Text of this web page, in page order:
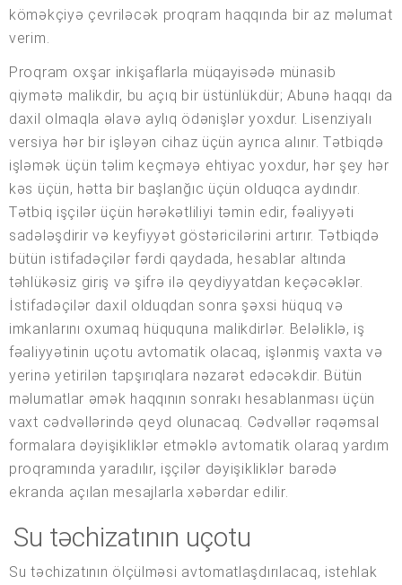
köməkçiyə çevriləcək proqram haqqında bir az məlumat
verim.
Proqram oxşar inkişaflarla müqayisədə münasib
qiymətə malikdir, bu açıq bir üstünlükdür; Abunə haqqı da
daxil olmaqla əlavə aylıq ödənişlər yoxdur. Lisenziyalı
versiya hər bir işləyən cihaz üçün ayrıca alınır. Tətbiqdə
işləmək üçün təlim keçməyə ehtiyac yoxdur, hər şey hər
kəs üçün, hətta bir başlanğıc üçün olduqca aydındır.
Tətbiq işçilər üçün hərəkətliliyi təmin edir, fəaliyyəti
sadələşdirir və keyfiyyət göstəricilərini artırır. Tətbiqdə
bütün istifadəçilər fərdi qaydada, hesablar altında
təhlükəsiz giriş və şifrə ilə qeydiyyatdan keçəcəklər.
İstifadəçilər daxil olduqdan sonra şəxsi hüquq və
imkanlarını oxumaq hüququna malikdirlər. Beləliklə, iş
fəaliyyətinin uçotu avtomatik olacaq, işlənmiş vaxta və
yerinə yetirilən tapşırıqlara nəzarət edəcəkdir. Bütün
məlumatlar əmək haqqının sonrakı hesablanması üçün
vaxt cədvəllərində qeyd olunacaq. Cədvəllər rəqəmsal
formalara dəyişikliklər etməklə avtomatik olaraq yardım
proqramında yaradılır, işçilər dəyişikliklər barədə
ekranda açılan mesajlarla xəbərdar edilir.
Su təchizatının uçotu
Su təchizatının ölçülməsi avtomatlaşdırılacaq, istehlak